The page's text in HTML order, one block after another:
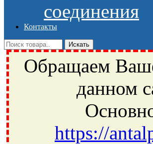
соединения
Контакты
Обращаем
данном
https://